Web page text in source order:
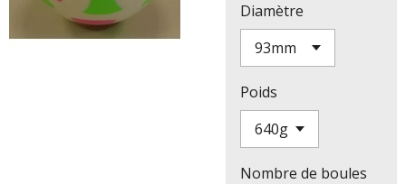
Diamètre
Poids
Nombre de boules